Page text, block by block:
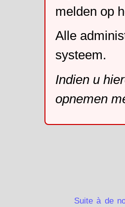
melden op
Alle
systeem.
Indien u
opnemen
Suite à de